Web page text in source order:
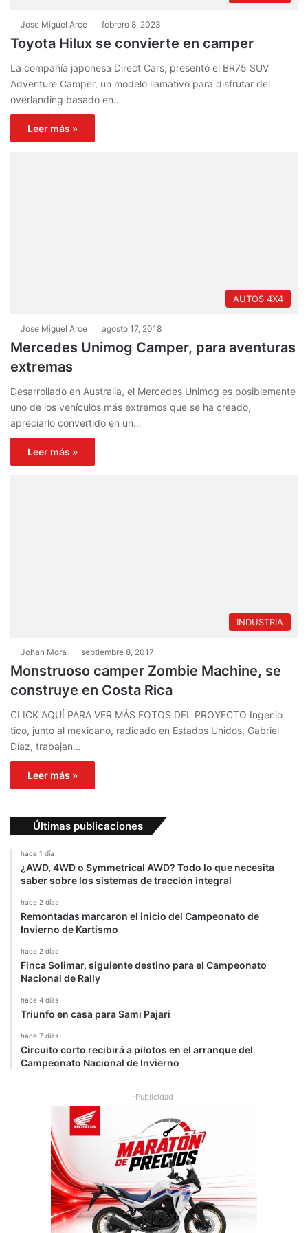
Jose Miguel Arce febrero 8, 2023
Toyota Hilux se convierte en camper
La compañía japonesa Direct Cars, presentó el BR75 SUV
Adventure Camper, un modelo llamativo para disfrutar del
overlanding basado en…
Leer más »
AUTOS 4X4
Jose Miguel Arce agosto 17, 2018
Mercedes Unimog Camper, para aventuras
extremas
Desarrollado en Australia, el Mercedes Unimog es posiblemente
uno de los vehículos más extremos que se ha creado,
apreciarlo convertido en un…
Leer más »
INDUSTRIA
Johan Mora septiembre 8, 2017
Monstruoso camper Zombie Machine, se
construye en Costa Rica
CLICK AQUÍ PARA VER MÁS FOTOS DEL PROYECTO Ingenio
tico, junto al mexicano, radicado en Estados Unidos, Gabriel
Díaz, trabajan…
Leer más »
Últimas publicaciones
hace 1 día
¿AWD, 4WD o Symmetrical AWD? Todo lo que necesita
saber sobre los sistemas de tracción integral
hace 2 días
Remontadas marcaron el inicio del Campeonato de
Invierno de Kartismo
hace 2 días
Finca Solimar, siguiente destino para el Campeonato
Nacional de Rally
hace 4 días
Triunfo en casa para Sami Pajari
hace 7 días
Circuito corto recibirá a pilotos en el arranque del
Campeonato Nacional de Invierno
-Publicidad-